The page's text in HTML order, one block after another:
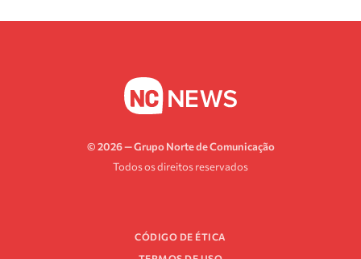
© 2026 — Grupo Norte de Comunicação
Todos os direitos reservados
CÓDIGO DE ÉTICA